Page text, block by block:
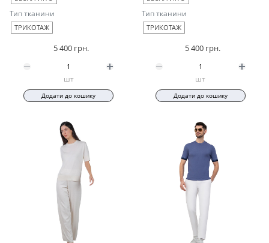
Тип тканини
ТРИКОТАЖ
5 400 грн.
шт
Додати до кошику
Тип тканини
ТРИКОТАЖ
5 400 грн.
шт
Додати до кошику